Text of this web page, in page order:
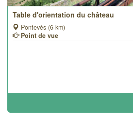
Table d'orientation du château
Pontevès (6 km)
Point de vue